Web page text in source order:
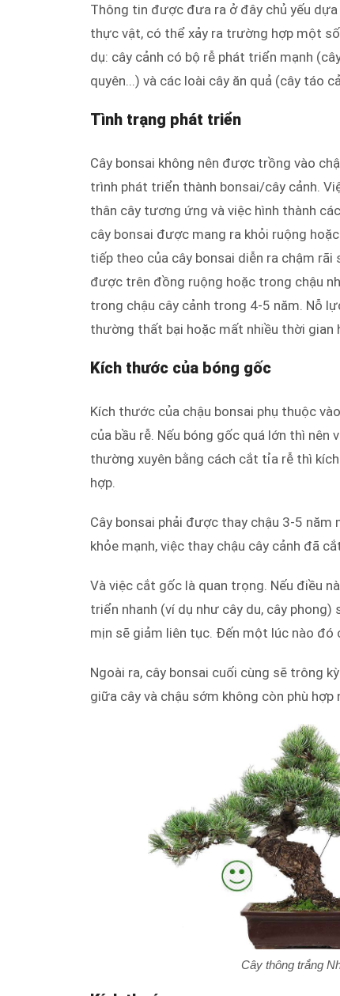
Thông tin được đưa ra ở đây chủ yếu
thực vật, có thể xảy ra trường hợp một
dụ: cây cảnh có bộ rễ phát triển mạnh
quyên...) và các loài cây ăn quả (cây táo
Tình trạng phát triển
Cây bonsai không nên được trồng vào
trình phát triển thành bonsai/cây cảnh.
thân cây tương ứng và việc hình thành
cây bonsai được mang ra khỏi ruộng
tiếp theo của cây bonsai diễn ra chậm
được trên đồng ruộng hoặc trong chậu
trong chậu cây cảnh trong 4-5 năm. Nỗ
thường thất bại hoặc mất nhiều thời
Kích thước của bóng gốc
Kích thước của chậu bonsai phụ thuộc
của bầu rễ. Nếu bóng gốc quá lớn thì
thường xuyên bằng cách cắt tỉa rễ thì
hợp.
Cây bonsai phải được thay chậu 3-5
khỏe mạnh, việc thay chậu cây cảnh đã
Và việc cắt gốc là quan trọng. Nếu điều
triển nhanh (ví dụ như cây du, cây
mịn sẽ giảm liên tục. Đến một lúc nào đó
Ngoài ra, cây bonsai cuối cùng sẽ trông
giữa cây và chậu sớm không còn phù hợp
Cây thông trắng